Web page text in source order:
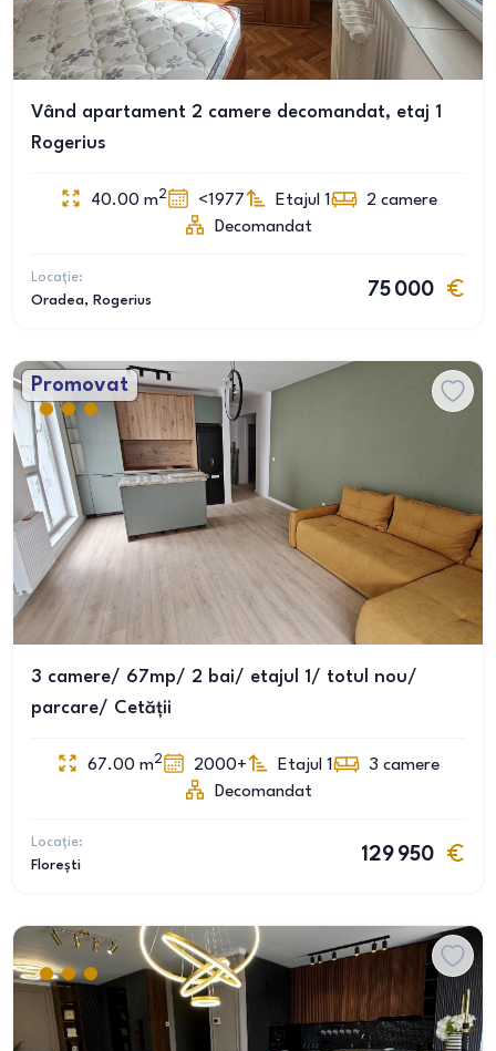
Vând apartament 2 camere decomandat, etaj 1
Rogerius
40.00 m2 <1977 Etajul 1 2 camere
Decomandat
Locație:
Oradea, Rogerius
75 000
Promovat
3 camere/ 67mp/ 2 bai/ etajul 1/ totul nou/
parcare/ Cetății
67.00 m2 2000+ Etajul 1 3 camere
Decomandat
Locație:
Florești
129 950